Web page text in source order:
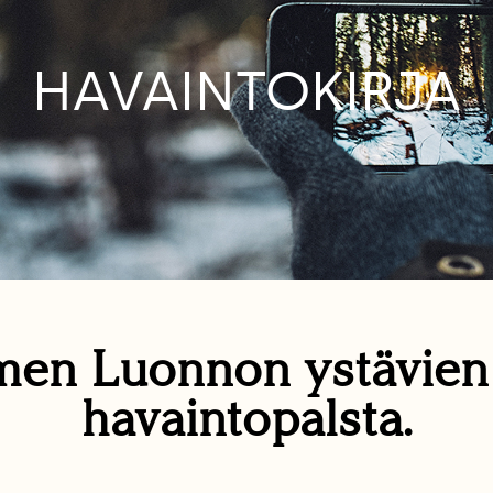
HAVAINTOKIRJA
Luonnon
havaintopalsta.